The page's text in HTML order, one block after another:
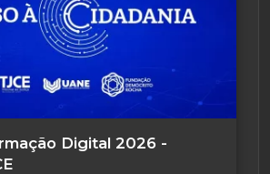
Digital 2026 -